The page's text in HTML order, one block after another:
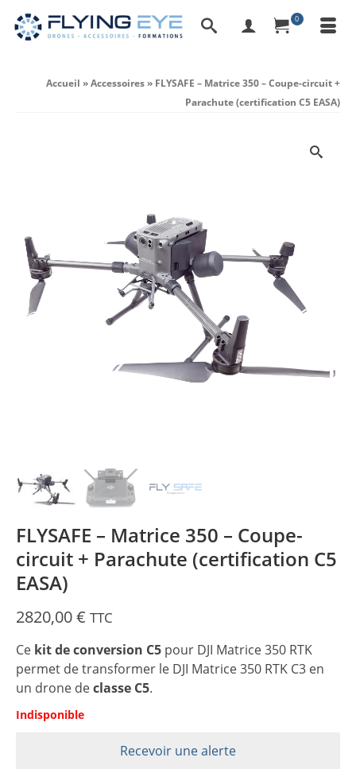
0
Accueil »Accessoires» FLYSAFE – Matrice 350 – Coupe-circuit +
Parachute (certification C5 EASA)
FLYSAFE – Matrice 350 – Coupe-
circuit + Parachute (certification C5
EASA)
2820,00€ TTC
Ce kit de conversion C5 pour DJI Matrice 350 RTK
permet de transformer le DJI Matrice 350 RTK C3 en
un drone declasse C5.
Indisponible
Recevoir une alerte